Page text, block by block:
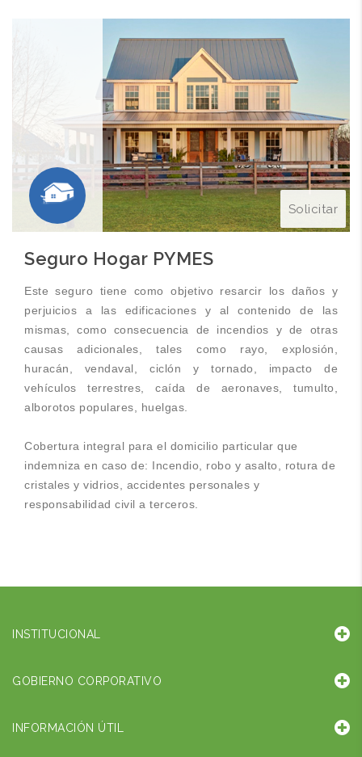
Solicitar
Seguro Hogar PYMES
Este seguro tiene como objetivo resarcir los daños y
perjuicios a las edificaciones y al contenido de las
mismas, como consecuencia de incendios y de otras
causas adicionales, tales como rayo, explosión,
huracán, vendaval, ciclón y tornado, impacto de
vehículos terrestres, caída de aeronaves, tumulto,
alborotos populares, huelgas.
Cobertura integral para el domicilio particular que
indemniza en caso de: Incendio, robo y asalto, rotura de
cristales y vidrios, accidentes personales y
responsabilidad civil a terceros.
INSTITUCIONAL
GOBIERNO CORPORATIVO
INFORMACIÓN ÚTIL